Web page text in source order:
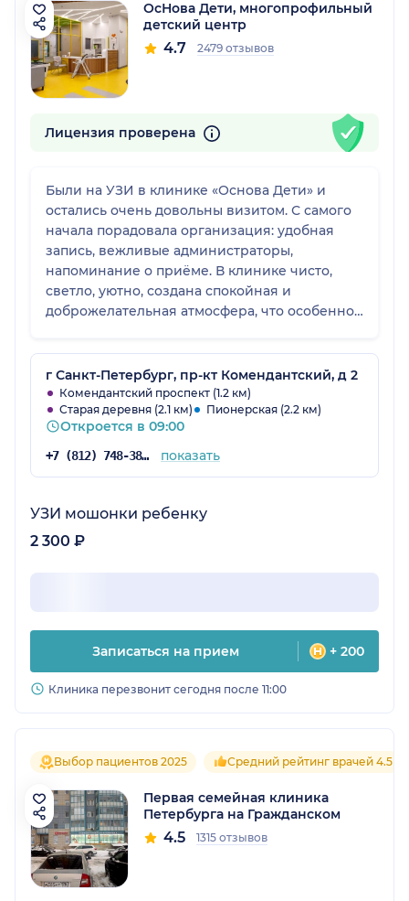
ОсНова Дети, многопрофильный
детский центр
4.7 2479 отзывов
Лицензия проверена
Были на УЗИ в клинике «Основа Дети» и
остались очень довольны визитом. С самого
начала порадовала организация: удобная
запись, вежливые администраторы,
напоминание о приёме. В клинике чисто,
светло, уютно, создана спокойная и
доброжелательная атмосфера, что особенно
произвёл отличное впечатление —
внимательный, спокойный и очень
профессиональный. Осмотр проводился
аккуратно, без спешки, врач всё подробно
объяснял, отвечал на вопросы понятным
языком и сразу комментировал результаты.
Заключение выдали сразу, всё чётко и
понятно. Чувствуется высокий уровень
г Санкт-Петербург, пр-кт Комендантский, д 2
Комендантский проспект (1.2 км)
Старая деревня (2.1 км)
Пионерская (2.2 км)
Откроется в 09:00
+7 (812) 748-38-87 показать
УЗИ мошонки ребенку
2 300 ₽
Записаться на прием + 200
Клиника перезвонит сегодня после 11:00
Выбор пациентов 2025 Средний рейтинг врачей 4.5
Первая семейная клиника
Петербурга на Гражданском
4.5 1315 отзывов